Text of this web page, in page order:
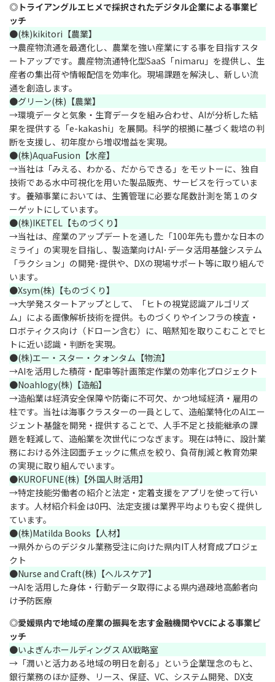
◎トライアングルエヒメで採択されたデジタル企業による事業ピ
ッチ
●(株)kikitori【農業】
→農産物流通を最適化し、農業を強い産業にする事を目指すスタ
ートアップです。農産物流通特化型SaaS「nimaru」を提供し、生
産者の集出荷や情報配信を効率化。現場課題を解決し、新しい流
通を創造します。
●グリーン(株)【農業】
→環境データと気象・生育データを組み合わせ、AIが分析した結
果を提供する「e-kakashi」を展開。科学的根拠に基づく栽培の判
断を支援し、初年度から増収増益を実現。
●(株)AquaFusion【水産】
→当社は「みえる、わかる、だからできる」をモットーに、独自
技術である水中可視化を用いた製品販売、サービスを行っていま
す。養殖事業においては、生簀管理に必要な尾数計測を第１のタ
ーゲットにしています。
●(株)IKETEL【ものづくり】
→当社は、産業のアップデートを通した「100年先も豊かな日本の
ミライ」の実現を目指し、製造業向けAI･データ活用基盤システム
「ラクション」の開発･提供や、DXの現場サポート等に取り組んで
います。
●Xsym(株)【ものづくり】
→大学発スタートアップとして、「ヒトの視覚認識アルゴリズ
ム」による画像解析技術を提供。ものづくりやインフラの検査・
ロボティクス向け（ドローン含む）に、暗黙知を取りこむことでヒ
トに近い認識・判断を実現。
●(株)エー・スター・クォンタム【物流】
→AIを活用した積荷・配車等計画策定作業の効率化プロジェクト
●Noahlogy(株)【造船】
→造船業は経済安全保障や防衛に不可欠、かつ地域経済・雇用の
柱です。当社は海事クラスターの一員として、造船業特化のAIエー
ジェント基盤を開発・提供することで、人手不足と技能継承の課
題を軽減して、造船業を次世代につなぎます。現在は特に、設計業
務における外注図面チェックに焦点を絞り、負荷削減と教育効果
の実現に取り組んでいます。
●KUROFUNE(株)【外国人財活用】
→特定技能労働者の紹介と法定・定着支援をアプリを使って行い
ます。人材紹介料金は0円、法定支援は業界平均よりも安く提供し
ています。
●(株)Matilda Books【人材】
→県外からのデジタル業務受注に向けた県内IT人材育成プロジェ
クト
●Nurse and Craft(株)【ヘルスケア】
→AIを活用した身体・行動データ取得による県内過疎地高齢者向
け予防医療
◎愛媛県内で地域の産業の振興を志す金融機関やVCによる事業ピ
ッチ
●いよぎんホールディングス AX戦略室
→「潤いと活力ある地域の明日を創る」という企業理念のもと、
銀行業務のほか証券、リース、保証、VC、システム開発、DX支